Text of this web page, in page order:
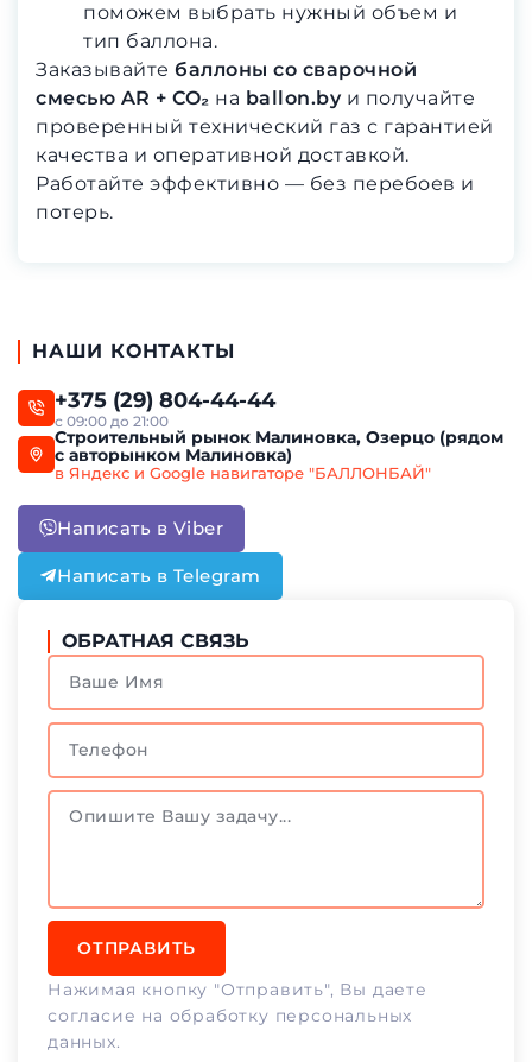
поможем выбрать нужный объем и
тип баллона.
Заказывайте баллоны со сварочной
смесью AR + CO₂ на ballon.byи получайте
проверенный технический газ с гарантией
качества и оперативной доставкой.
Работайте эффективно — без перебоев и
потерь.
НАШИ КОНТАКТЫ
+375 (29) 804-44-44
с 09:00 до 21:00
Строительный рынок Малиновка, Озерцо (рядом
с авторынком Малиновка)
в Яндекс и Google навигаторе "БАЛЛОНБАЙ"
Написать в Viber
Написать в Telegram
ОБРАТНАЯ СВЯЗЬ
ОТПРАВИТЬ
Нажимая кнопку "Отправить", Вы даете
согласие на обработку персональных
данных.